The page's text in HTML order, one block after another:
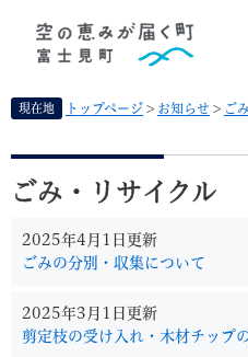
先 現在地 トップページ > お知らせ > ご
本
文
ごみ・リサイクル
2025年4月1日更新
ごみの分別・収集について
2025年3月1日更新
剪定枝の受け入れ・木材チップ